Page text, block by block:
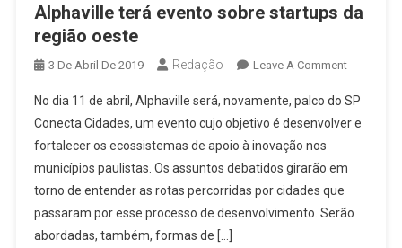
Alphaville terá evento sobre startups da
região oeste
3 De Abril De 2019 Redação Leave A CommentOn
Terá
Evento
Startups
Região
No dia 11 de abril, Alphaville será, novamente, palco do SP
Conecta Cidades, um evento cujo objetivo é desenvolver e
fortalecer os ecossistemas de apoio à inovação nos
municípios paulistas. Os assuntos debatidos girarão em
torno de entender as rotas percorridas por cidades que
passaram por esse processo de desenvolvimento. Serão
abordadas, também, formas de […]